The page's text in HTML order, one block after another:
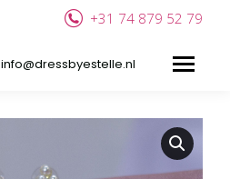
+31 74 879 52 79
info@dressbyestelle.nl